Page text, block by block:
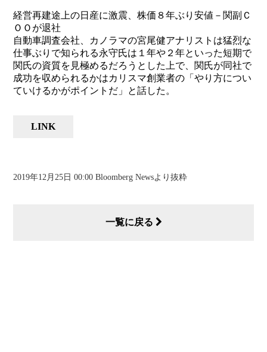
経営再建途上の日産に激震、株価８年ぶり安値－関副Ｃ
ＯＯが退社
自動車調査会社、カノラマの宮尾健アナリストは猛烈な
仕事ぶりで知られる永守氏は１年や２年といった短期で
関氏の資質を見極めるだろうとした上で、関氏が同社で
成功を収められるかはカリスマ創業者の「やり方につい
ていけるかがポイントだ」と話した。
LINK
2019年12月25日 00:00 Bloomberg Newsより抜粋
一覧に戻る